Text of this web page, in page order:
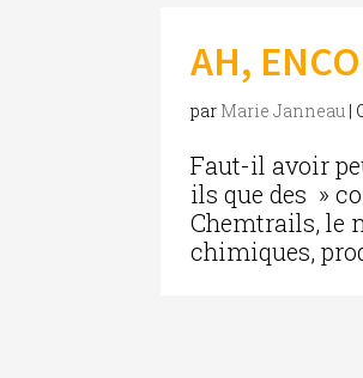
AH,
par Marie Janneau |
Faut-il avoir
ils que des »
Chemtrails, le
chimiques,